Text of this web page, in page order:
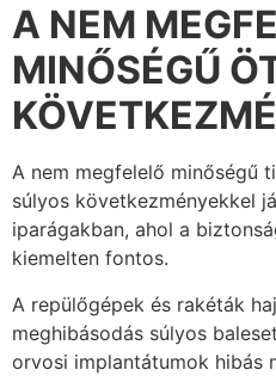
A NEM
MINŐSÉGŰ
A nem megfelelő minőségű
súlyos következményekkel
iparágakban, ahol a
kiemelten fontos.
A repülőgépek és rakéták
meghibásodás súlyos
orvosi implantátumok hibás